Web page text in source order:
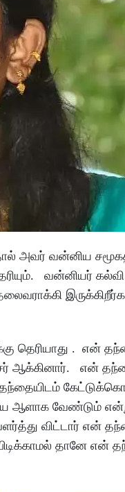
அவர் வன்னிய
வன்னியர்
தெரியாது . என்
ஆக்கினார். என்
ஆளாக வேண்டும்
விட்டார் என்
தானே என்